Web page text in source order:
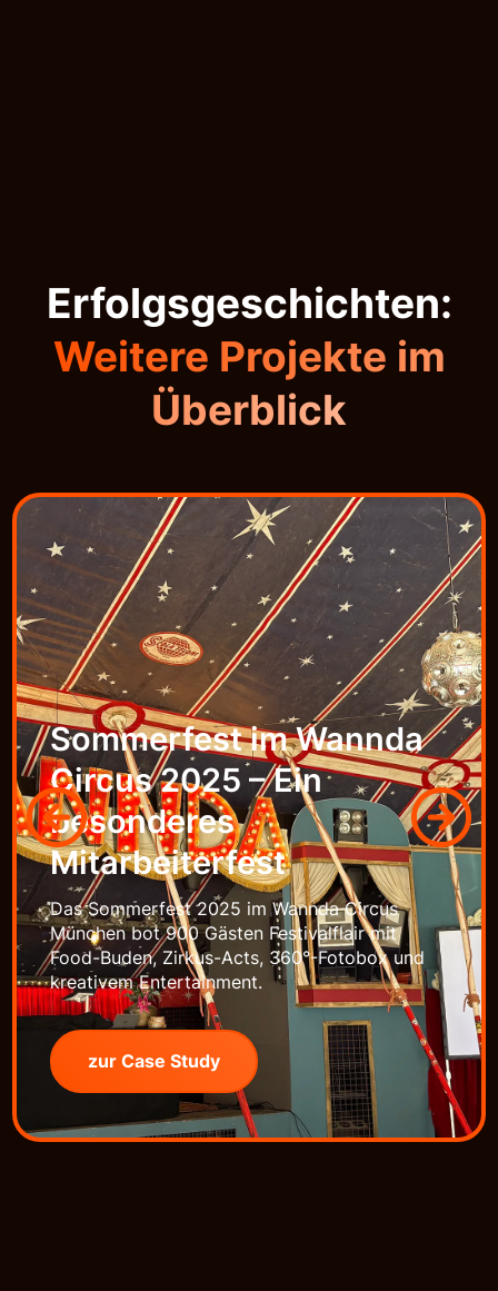
Erfolgsgeschichten:
Weitere Projekte im
Überblick
Sommerfest im Wannda
Circus 2025 – Ein
besonderes
Mitarbeiterfest
Das Sommerfest 2025 im Wannda Circus
München bot 900 Gästen Festivalflair mit
Food-Buden, Zirkus-Acts, 360°-Fotobox und
kreativem Entertainment.
zur Case Study